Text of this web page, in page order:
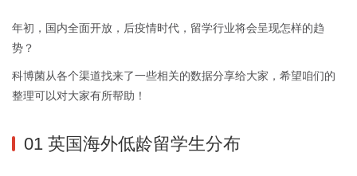
年初，国内全面开放，后疫情时代，留学行业将会呈现怎样的趋
势？
科博菌从各个渠道找来了一些相关的数据分享给大家，希望咱们的
整理可以对大家有所帮助！
01 英国海外低龄留学生分布